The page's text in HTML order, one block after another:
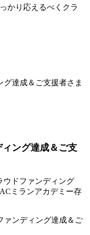
かり応えるべくクラ
ング達成＆ご支
ウドファンディング
ミランアカデミー存